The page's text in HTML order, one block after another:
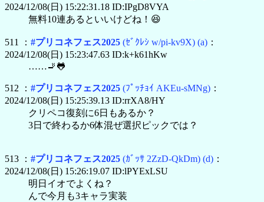
2024/12/08(日) 15:22:31.18 ID:IPgD8VYA
無料10連あるといいけどね！😆
511 ： #プリコネフェス2025 (ｾﾞｸﾚｼ w/pi-kv9X) (a) ：
2024/12/08(日) 15:23:47.63 ID:k+k61hKw
……🚬🐸
512 ： #プリコネフェス2025 (ﾌﾟｯﾁｮｲ AKEu-sMNg) ：
2024/12/08(日) 15:25:39.13 ID:rrXA8/HY
クリペコ復刻に6日もあるか？
3日で終わるか6体混ぜ選択ピックでは？
513 ： #プリコネフェス2025 (ｶﾞｯｻ 2ZzD-QkDm) (d) ：
2024/12/08(日) 15:26:19.07 ID:lPYExLSU
明日イオでよくね？
んで今月も3キャラ実装